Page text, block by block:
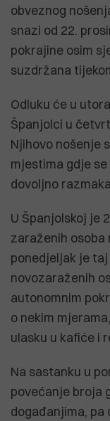
obveznog
snazi od 22.
pokrajine osim
suzdržana
Odluku će u
Španjolci u
Njihovo nošenje
mjestima gdje
dovoljno
U Španjolskoj je
zaraženih osoba
ponedjeljak je taj
novozaraženih
autonomnim
o nekim
ulasku u kafiće i
Na sastanku u
povećanje broja
događanjima, pa